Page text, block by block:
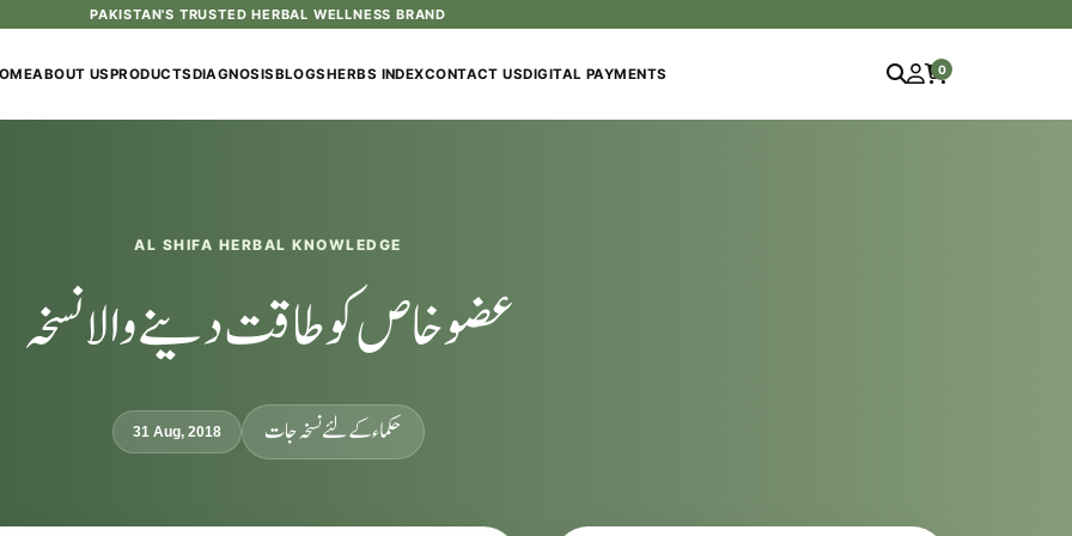
PAKISTAN'S TRUSTED HERBAL WELLNESS BRAND
ABOUT USPRODUCTSDIAGNOSISBLOGSHERBS INDEXCONTACT USDIGITAL PAYMENTS 0
AL SHIFA HERBAL KNOWLEDGE
عضو خاص کو طاقت دینے والا نسخہ
31 Aug, 2018 حکماء کےلئے نسخہ جات